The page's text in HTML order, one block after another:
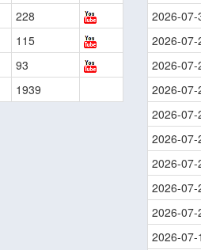
228
115
93
1939
2026-07-
2026-07-
2026-07-
2026-07-
2026-07-
2026-07-
2026-
2026-
2026-07-
2026-07-